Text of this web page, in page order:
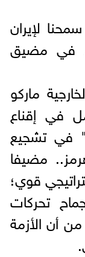
لإيران
في مضيق
ماركو
في إقناع
في تشجيع
مضيفا
قوي؛
تحركات
أن الأزمة